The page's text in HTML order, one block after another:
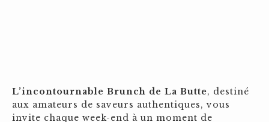
L’incontournable Brunch de La Butte, destiné
aux amateurs de saveurs authentiques, vous
invite chaque week-end à un moment de